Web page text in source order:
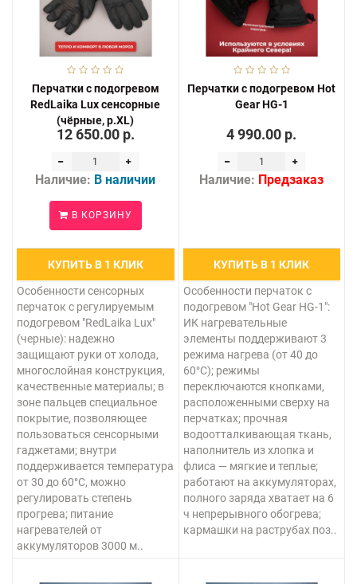
Перчатки с подогревом
RedLaika Lux сенсорные
(чёрные, р.XL)
12 650.00 р.
Наличие: В наличии
В КОРЗИНУ
КУПИТЬ В 1 КЛИК
Особенности сенсорных
перчаток с регулируемым
подогревом "RedLaika Lux"
(черные): надежно
защищают руки от холода,
многослойная конструкция,
качественные материалы; в
зоне пальцев специальное
покрытие, позволяющее
пользоваться сенсорными
гаджетами; внутри
поддерживается температура
от 30 до 60°С, можно
регулировать степень
прогрева; питание
нагревателей от
аккумуляторов 3000 м..
Перчатки с подогревом Hot
Gear HG-1
4 990.00 р.
Наличие: Предзаказ
КУПИТЬ В 1 КЛИК
Особенности перчаток с
подогревом "Hot Gear HG-1":
ИК нагревательные
элементы поддерживают 3
режима нагрева (от 40 до
60°C); режимы
переключаются кнопками,
расположенными сверху на
перчатках; прочная
водоотталкивающая ткань,
наполнитель из хлопка и
флиса — мягкие и теплые;
работают на аккумуляторах,
полного заряда хватает на 6
ч непрерывного обогрева;
кармашки на раструбах поз..